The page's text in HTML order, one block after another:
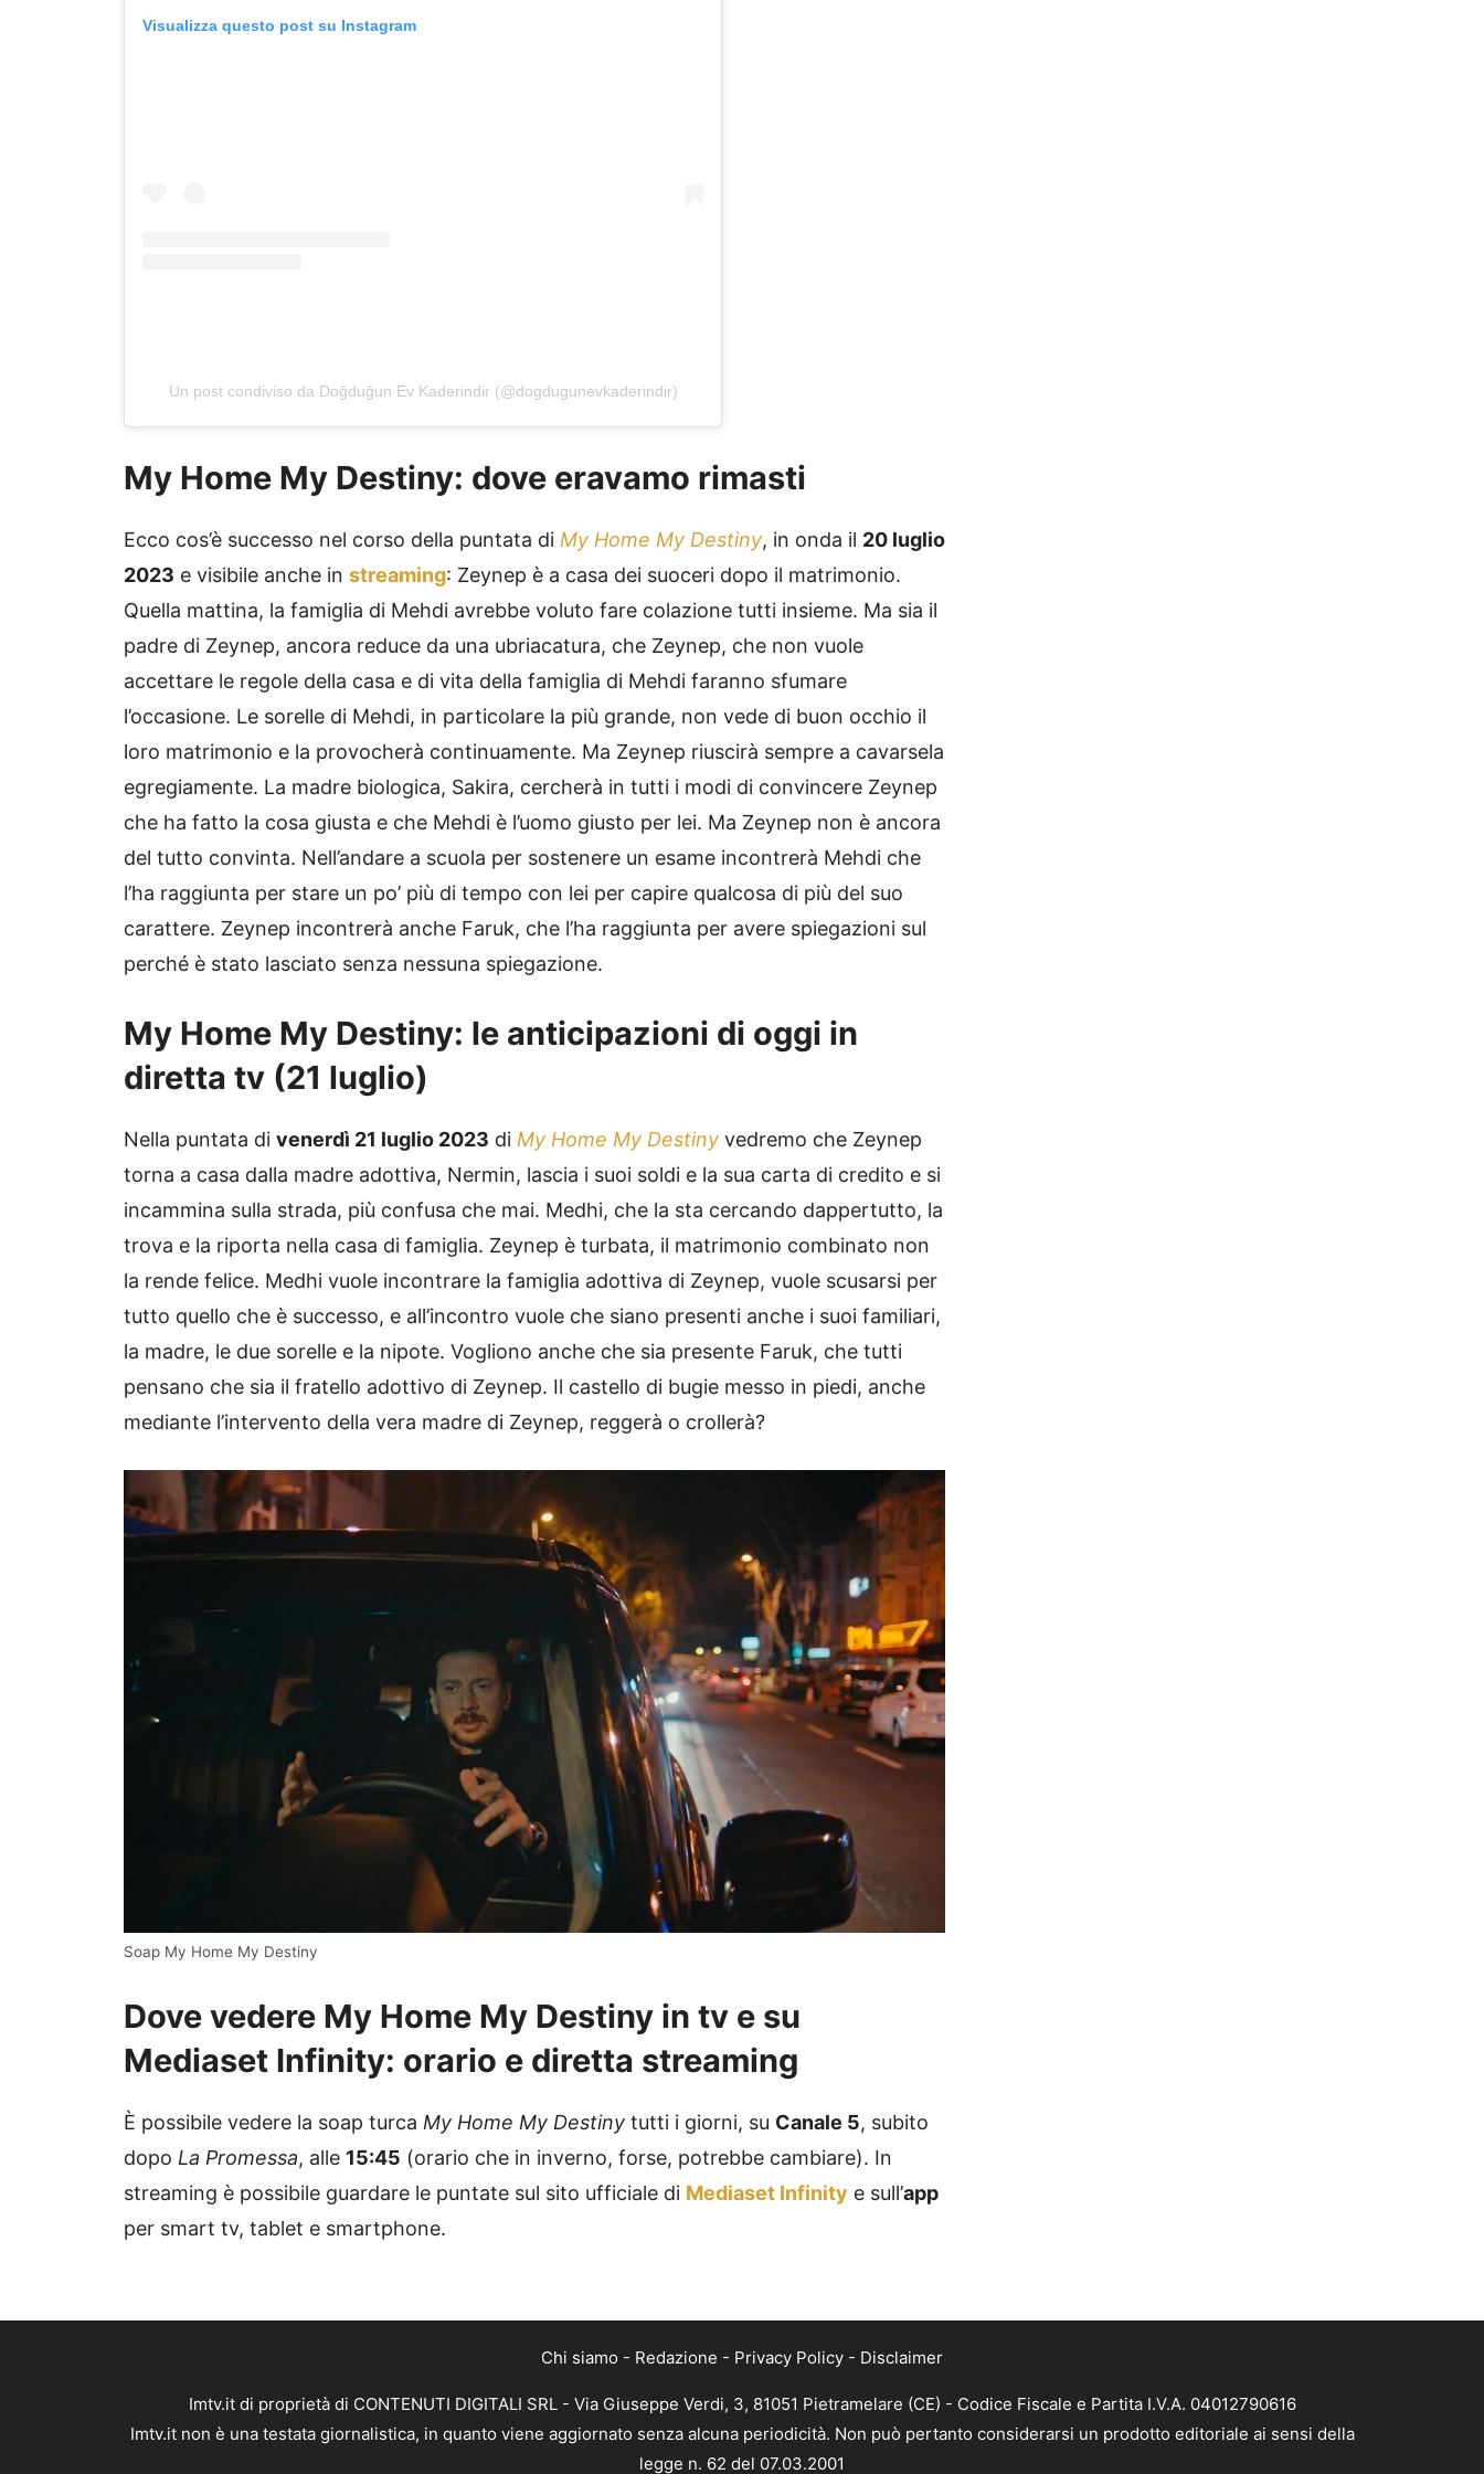
Visualizza questo post su Instagram
Un post condiviso da Doğduğun Ev Kaderindir (@dogdugunevkaderindir)
My Home My Destiny: dove eravamo rimasti
Ecco cos’è successo nel corso della puntata di My Home My Destiny, in onda il 20 luglio
2023 e visibile anche in streaming: Zeynep è a casa dei suoceri dopo il matrimonio.
Quella mattina, la famiglia di Mehdi avrebbe voluto fare colazione tutti insieme. Ma sia il
padre di Zeynep, ancora reduce da una ubriacatura, che Zeynep, che non vuole
accettare le regole della casa e di vita della famiglia di Mehdi faranno sfumare
l’occasione. Le sorelle di Mehdi, in particolare la più grande, non vede di buon occhio il
loro matrimonio e la provocherà continuamente. Ma Zeynep riuscirà sempre a cavarsela
egregiamente. La madre biologica, Sakira, cercherà in tutti i modi di convincere Zeynep
che ha fatto la cosa giusta e che Mehdi è l’uomo giusto per lei. Ma Zeynep non è ancora
del tutto convinta. Nell’andare a scuola per sostenere un esame incontrerà Mehdi che
l’ha raggiunta per stare un po’ più di tempo con lei per capire qualcosa di più del suo
carattere. Zeynep incontrerà anche Faruk, che l’ha raggiunta per avere spiegazioni sul
perché è stato lasciato senza nessuna spiegazione.
My Home My Destiny: le anticipazioni di oggi in
diretta tv (21 luglio)
Nella puntata di venerdì 21 luglio 2023 di My Home My Destiny vedremo che Zeynep
torna a casa dalla madre adottiva, Nermin, lascia i suoi soldi e la sua carta di credito e si
incammina sulla strada, più confusa che mai. Medhi, che la sta cercando dappertutto, la
trova e la riporta nella casa di famiglia. Zeynep è turbata, il matrimonio combinato non
la rende felice. Medhi vuole incontrare la famiglia adottiva di Zeynep, vuole scusarsi per
tutto quello che è successo, e all’incontro vuole che siano presenti anche i suoi familiari,
la madre, le due sorelle e la nipote. Vogliono anche che sia presente Faruk, che tutti
pensano che sia il fratello adottivo di Zeynep. Il castello di bugie messo in piedi, anche
mediante l’intervento della vera madre di Zeynep, reggerà o crollerà?
Soap My Home My Destiny
Dove vedere My Home My Destiny in tv e su
Mediaset Infinity: orario e diretta streaming
È possibile vedere la soap turca My Home My Destiny tutti i giorni, su Canale 5, subito
dopo La Promessa, alle 15:45 (orario che in inverno, forse, potrebbe cambiare). In
streaming è possibile guardare le puntate sul sito ufficiale di Mediaset Infinity e sull’app
per smart tv, tablet e smartphone.
Chi siamo - Redazione - Privacy Policy - Disclaimer
Imtv.it di proprietà di CONTENUTI DIGITALI SRL - Via Giuseppe Verdi, 3, 81051 Pietramelare (CE) - Codice Fiscale e Partita I.V.A. 04012790616
Imtv.it non è una testata giornalistica, in quanto viene aggiornato senza alcuna periodicità. Non può pertanto considerarsi un prodotto editoriale ai sensi della
legge n. 62 del 07.03.2001